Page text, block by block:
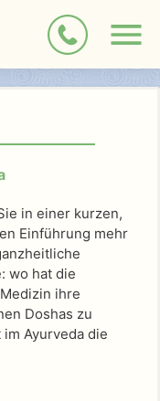
in einer kurzen,
Einführung mehr
wo hat die
ihre
Doshas zu
Ayurveda die